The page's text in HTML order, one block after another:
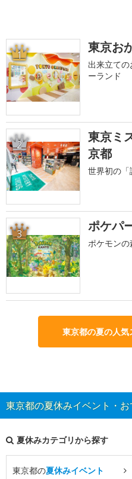
1 東京お
出来立て
ーランド
2
東京ミ
京都
世界初の
3 ポケパ
ポケモン
東京都の夏の人
東京都の夏休みイベント・
夏休みカテゴリから探す
東京都の夏休みイベント